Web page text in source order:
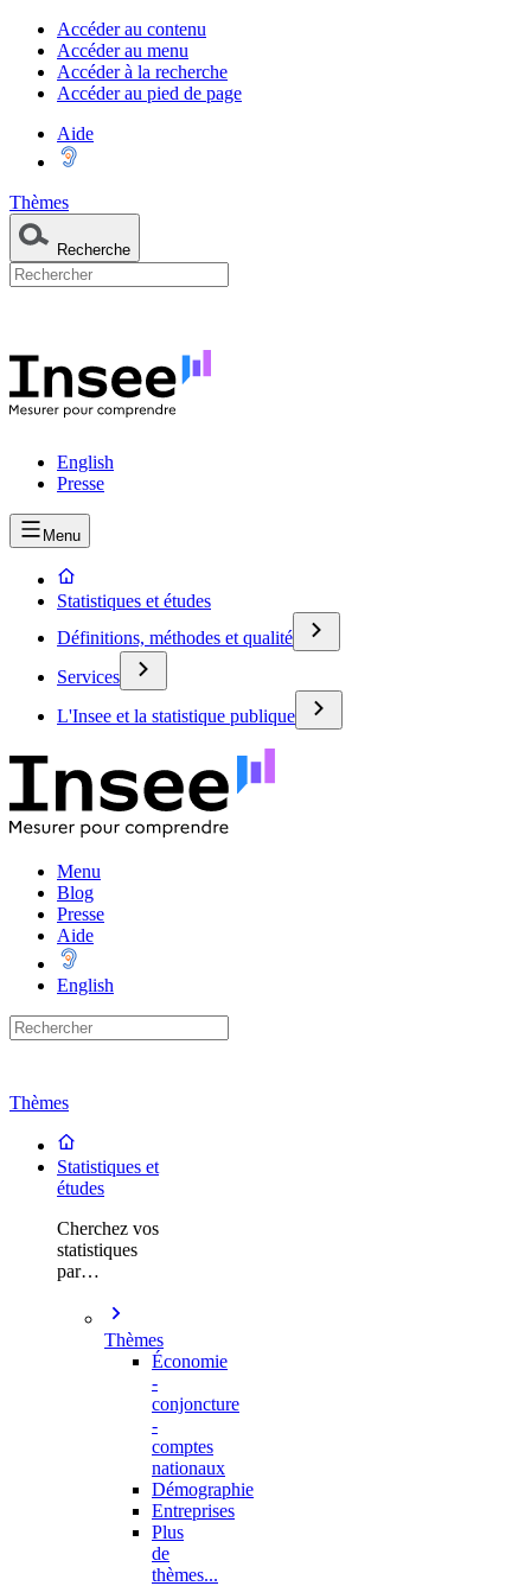
Accéder au contenu
Accéder au menu
Accéder à la recherche
Accéder au pied de page
Aide
Thèmes
Recherche
English
Presse
Menu
Statistiques et études
Définitions, méthodes et qualité
Services
L'Insee et la statistique publique
Menu
Blog
Presse
Aide
English
Thèmes
Statistiques et
études
Cherchez vos
statistiques
par…
Thèmes
Économie
-
conjoncture
-
comptes
nationaux
Démographie
Entreprises
Plus
de
thèmes...